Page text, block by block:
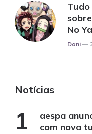
No
Posted
Dani
Notícias
aespa
com nova